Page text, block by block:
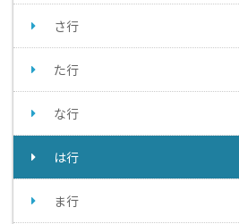
さ行
た行
な行
は行
ま行